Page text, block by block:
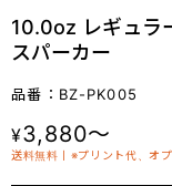
10.0oz レギュラ
スパーカー
品番：BZ-PK005
¥3,880～
送料無料丨※プリント代、オ